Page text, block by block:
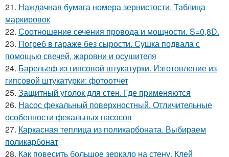
21. Наждачная бумага номера зернистости. Таблица
маркировок
22. Соотношение сечения провода и мощности. S=0,8D.
23. Погреб в гараже без сырости. Сушка подвала с
помощью свечей, жаровни и осушителя
24. Барельеф из гипсовой штукатурки. Изготовление из
гипсовой штукатурки: фотоотчет
25. Защитный уголок для стен. Где применяются
26. Насос фекальный поверхностный. Отличительные
особенности фекальных насосов
27. Каркасная теплица из поликарбоната. Выбираем
поликарбонат
28. Как повесить большое зеркало на стену. Клей